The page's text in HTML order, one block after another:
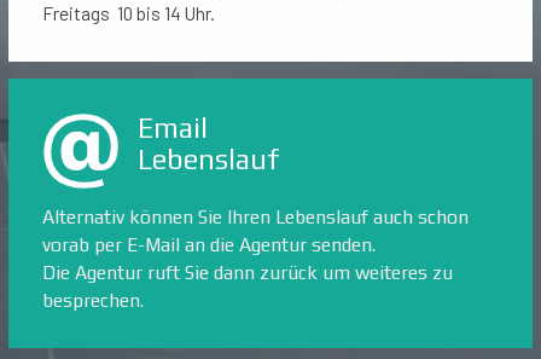
Freitags 10 bis 14 Uhr.
Email
Lebenslauf
Alternativ können Sie Ihren Lebenslauf auch schon
vorab per E-Mail an die Agentur senden.
Die Agentur ruft Sie dann zurück um weiteres zu
besprechen.